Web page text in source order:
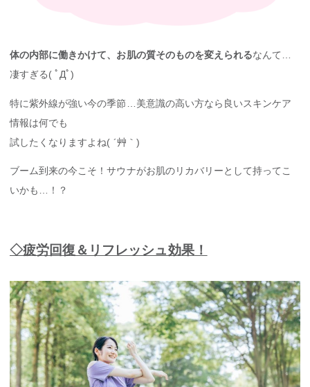
体の内部に働きかけて、お肌の質そのものを変えられるなんて…
凄すぎる( ﾟДﾟ)
特に紫外線が強い今の季節…美意識の高い方なら良いスキンケア
情報は何でも
試したくなりますよね( ´艸｀)
ブーム到来の今こそ！サウナがお肌のリカバリーとして持ってこ
いかも…！？
◇疲労回復＆リフレッシュ効果！